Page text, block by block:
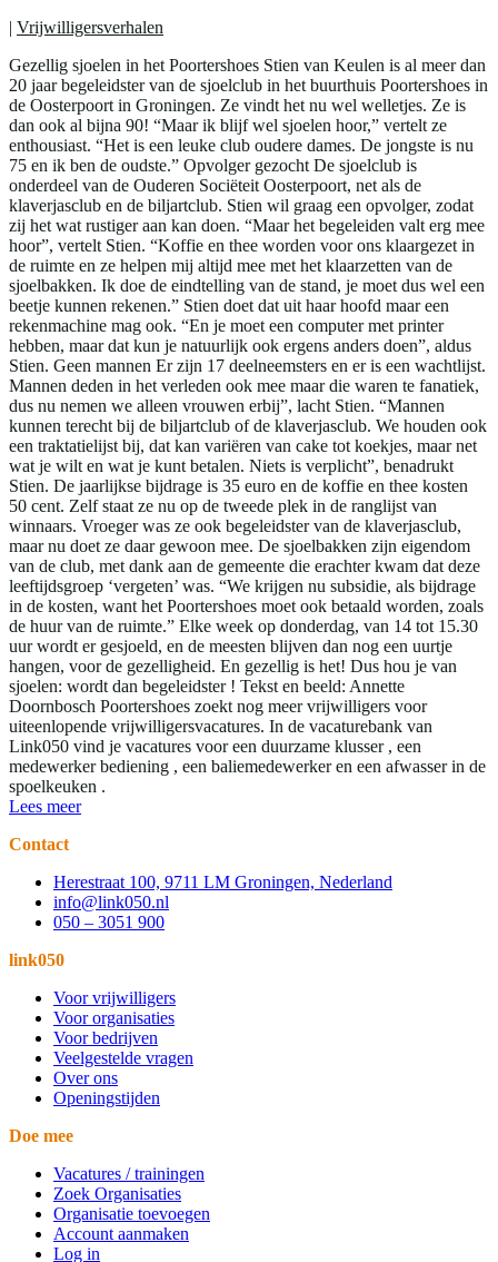
| Vrijwilligersverhalen
Gezellig sjoelen in het Poortershoes Stien van Keulen is al meer dan
20 jaar begeleidster van de sjoelclub in het buurthuis Poortershoes in
de Oosterpoort in Groningen. Ze vindt het nu wel welletjes. Ze is
dan ook al bijna 90! “Maar ik blijf wel sjoelen hoor,” vertelt ze
enthousiast. “Het is een leuke club oudere dames. De jongste is nu
75 en ik ben de oudste.” Opvolger gezocht De sjoelclub is
onderdeel van de Ouderen Sociëteit Oosterpoort, net als de
klaverjasclub en de biljartclub. Stien wil graag een opvolger, zodat
zij het wat rustiger aan kan doen. “Maar het begeleiden valt erg mee
hoor”, vertelt Stien. “Koffie en thee worden voor ons klaargezet in
de ruimte en ze helpen mij altijd mee met het klaarzetten van de
sjoelbakken. Ik doe de eindtelling van de stand, je moet dus wel een
beetje kunnen rekenen.” Stien doet dat uit haar hoofd maar een
rekenmachine mag ook. “En je moet een computer met printer
hebben, maar dat kun je natuurlijk ook ergens anders doen”, aldus
Stien. Geen mannen Er zijn 17 deelneemsters en er is een wachtlijst.
Mannen deden in het verleden ook mee maar die waren te fanatiek,
dus nu nemen we alleen vrouwen erbij”, lacht Stien. “Mannen
kunnen terecht bij de biljartclub of de klaverjasclub. We houden ook
een traktatielijst bij, dat kan variëren van cake tot koekjes, maar net
wat je wilt en wat je kunt betalen. Niets is verplicht”, benadrukt
Stien. De jaarlijkse bijdrage is 35 euro en de koffie en thee kosten
50 cent. Zelf staat ze nu op de tweede plek in de ranglijst van
winnaars. Vroeger was ze ook begeleidster van de klaverjasclub,
maar nu doet ze daar gewoon mee. De sjoelbakken zijn eigendom
van de club, met dank aan de gemeente die erachter kwam dat deze
leeftijdsgroep ‘vergeten’ was. “We krijgen nu subsidie, als bijdrage
in de kosten, want het Poortershoes moet ook betaald worden, zoals
de huur van de ruimte.” Elke week op donderdag, van 14 tot 15.30
uur wordt er gesjoeld, en de meesten blijven dan nog een uurtje
hangen, voor de gezelligheid. En gezellig is het! Dus hou je van
sjoelen: wordt dan begeleidster ! Tekst en beeld: Annette
Doornbosch Poortershoes zoekt nog meer vrijwilligers voor
uiteenlopende vrijwilligersvacatures. In de vacaturebank van
Link050 vind je vacatures voor een duurzame klusser , een
medewerker bediening , een baliemedewerker en een afwasser in de
spoelkeuken .
Lees meer
Contact
Herestraat 100, 9711 LM Groningen, Nederland
info@link050.nl
050 – 3051 900
link050
Voor vrijwilligers
Voor organisaties
Voor bedrijven
Veelgestelde vragen
Over ons
Openingstijden
Doe mee
Vacatures / trainingen
Zoek Organisaties
Organisatie toevoegen
Account aanmaken
Log in